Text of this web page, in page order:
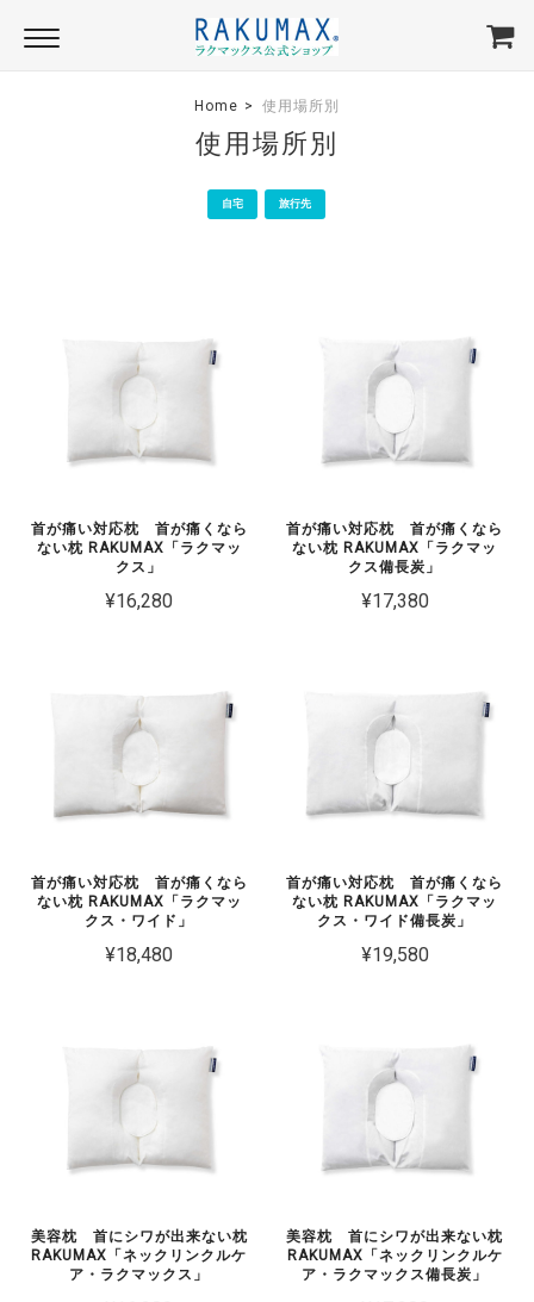
Home 使用場所別
使用場所別
自宅 旅行先
首が痛い対応枕 首が痛くなら
ない枕 RAKUMAX「ラクマッ
クス」
¥16,280
首が痛い対応枕 首が痛くなら
ない枕 RAKUMAX「ラクマッ
クス備長炭」
¥17,380
首が痛い対応枕 首が痛くなら
ない枕 RAKUMAX「ラクマッ
クス・ワイド」
¥18,480
首が痛い対応枕 首が痛くなら
ない枕 RAKUMAX「ラクマッ
クス・ワイド備長炭」
¥19,580
美容枕 首にシワが出来ない枕
RAKUMAX「ネックリンクルケ
ア・ラクマックス」
美容枕 首にシワが出来ない枕
RAKUMAX「ネックリンクルケ
ア・ラクマックス備長炭」